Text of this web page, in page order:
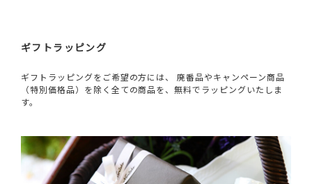
ギフトラッピング
ギフトラッピングをご希望の方には、 廃番品やキャンペーン商品
（特別価格品）を除く全ての商品を、無料でラッピングいたしま
す。